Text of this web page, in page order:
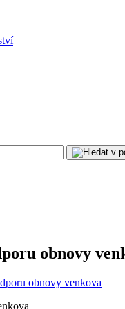
obnovy
obnovy venkova